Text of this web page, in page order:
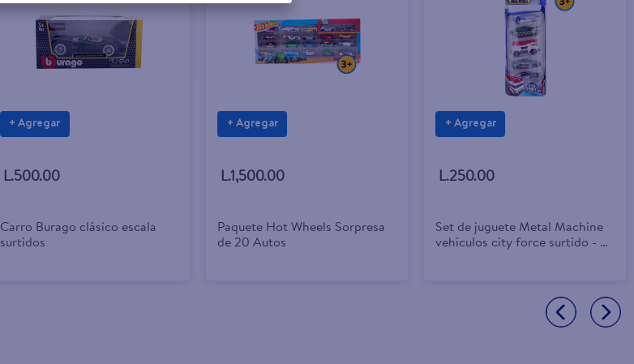
+ Agregar
L.500.00
Carro Burago clásico escala
surtidos
+ Agregar
L.1,500.00
Paquete Hot Wheels Sorpresa
de 20 Autos
+ Agregar
L.250.00
Set de juguete Metal Machine
vehículos city force surtido - 5